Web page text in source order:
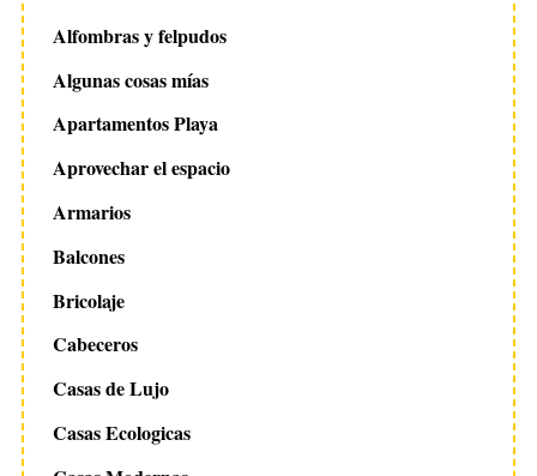
Alfombras y felpudos
Algunas cosas mías
Apartamentos Playa
Aprovechar el espacio
Armarios
Balcones
Bricolaje
Cabeceros
Casas de Lujo
Casas Ecologicas